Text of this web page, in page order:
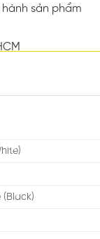
sản phẩm
(Black)